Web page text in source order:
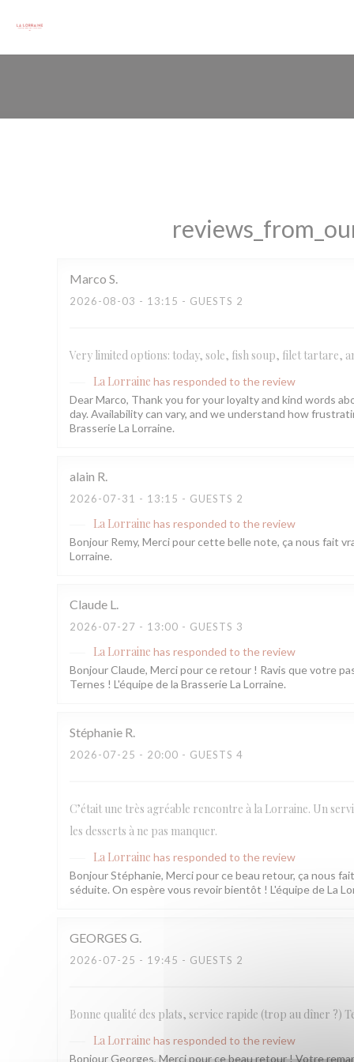
Marco S
2026-08-03 - 13:15 - GUESTS 2
Very limited options: today, sole, fish soup, filet tartare,
La Lorraine has responded to the review
Dear Marco, Thank you for your loyalty and kind words
day. Availability can vary, and we understand how
Brasserie La Lorraine.
alain R
2026-07-31 - 13:15 - GUESTS 2
La Lorraine has responded to the review
Bonjour Remy, Merci pour cette belle note, ça nous fait
Lorraine.
Claude L
2026-07-27 - 13:00 - GUESTS 3
La Lorraine has responded to the review
Bonjour Claude, Merci pour ce retour ! Ravis que votre
Ternes ! L'équipe de la Brasserie La Lorraine.
Stéphanie R
2026-07-25 - 20:00 - GUESTS 4
C’était une très agréable rencontre à la Lorraine. Un
les desserts à ne pas manquer.
La Lorraine has responded to the review
Bonjour Stéphanie, Merci pour ce beau retour, ça nous
séduite. On espère vous revoir bientôt ! L'équipe de La
GEORGES G
2026-07-25 - 19:45 - GUESTS 2
Bonne qualité des plats, service rapide (trop au dîner ?)
La Lorraine has responded to the review
Bonjour Georges, Merci pour ce beau retour ! Votre